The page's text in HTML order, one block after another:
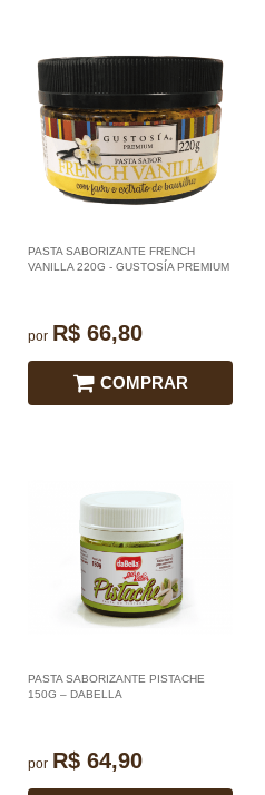
PASTA SABORIZANTE FRENCH
VANILLA 220G - GUSTOSÍA PREMIUM
por R$ 66,80
COMPRAR
PASTA SABORIZANTE PISTACHE
150G – DABELLA
por R$ 64,90